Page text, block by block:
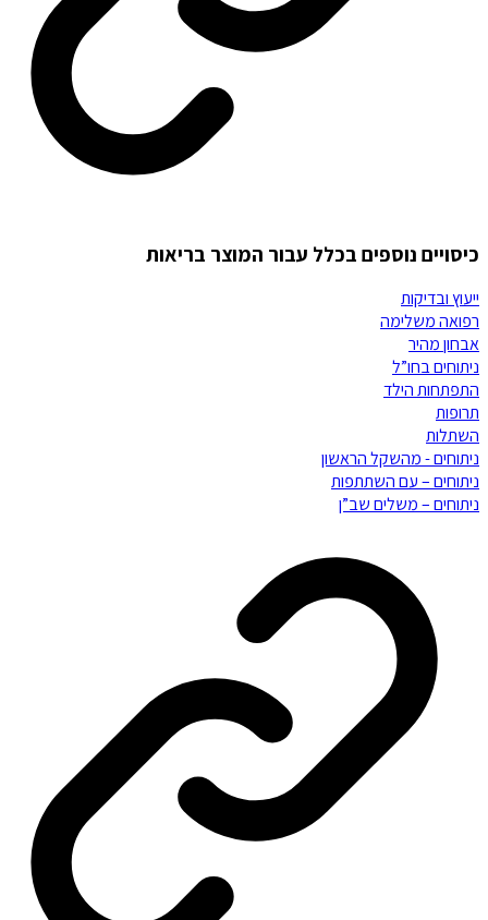
כיסויים נוספים בכלל עבור המוצר בריאות
ייעוץ ובדיקות
רפואה משלימה
אבחון מהיר
ניתוחים בחו”ל
התפתחות הילד
תרופות
השתלות
ניתוחים - מהשקל הראשון
ניתוחים – עם השתתפות
ניתוחים – משלים שב”ן